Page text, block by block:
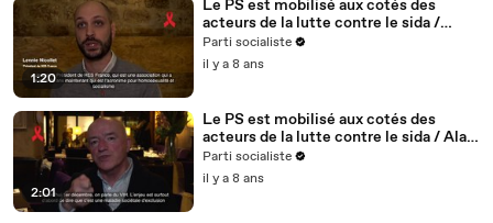
1:20
Le PS est mobilisé aux cotés des
acteurs de la lutte contre le sida /
Lennie Nicollet, président de HES -
5/5
Parti socialiste
il y a 8 ans
2:01
Le PS est mobilisé aux cotés des
acteurs de la lutte contre le sida / Alain
BONNINEAU, président de AIDES IDF /
4/5
Parti socialiste
il y a 8 ans